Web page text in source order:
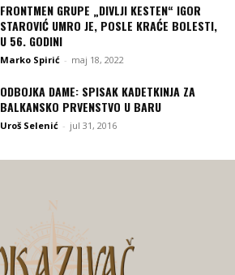
FRONTMEN GRUPE „DIVLJI KESTEN“ IGOR
STAROVIĆ UMRO JE, POSLE KRAĆE BOLESTI,
U 56. GODINI
Marko Spirić - maj 18, 2022
ODBOJKA DAME: SPISAK KADETKINJA ZA
BALKANSKO PRVENSTVO U BARU
Uroš Selenić - jul 31, 2016